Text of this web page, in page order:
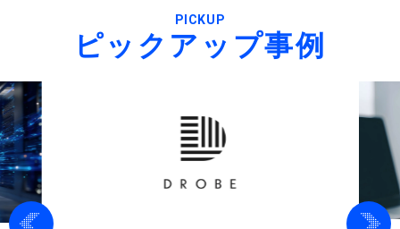
PICKUP
ピックアップ事例